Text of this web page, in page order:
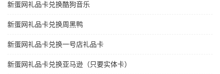
新蛋网礼品卡兑换酷狗音乐
新蛋网礼品卡兑换周黑鸭
新蛋网礼品卡兑换一号店礼品卡
新蛋网礼品卡兑换亚马逊（只要实体卡）